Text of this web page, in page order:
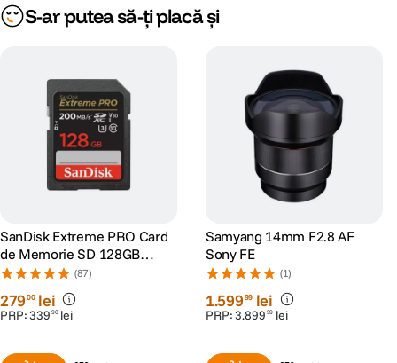
S-ar putea să-ți placă și
SanDisk Extreme PRO Card
de Memorie SD 128GB
SDXC UHS-I Class 10 U3 V30
+ 2 Ani RescuePRO Deluxe
(87)
27900 lei
PRP:339 90 lei
Samyang 14mm F2.8 AF
Sony FE
(1)
1.59999 lei
PRP:3.899 99 lei